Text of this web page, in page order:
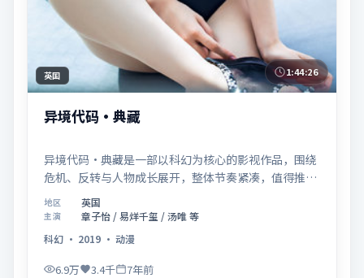
英国 1:44:26
异境代码·典藏
异境代码·典藏是一部以科幻为核心的影视作品，围绕
危机、反转与人物成长展开，整体节奏紧凑，值得推荐
观看。
地区 英国
主演
章子怡 / 易烊千玺 / 汤唯 等
科幻 · 2019 · 动漫
6.9万 3.4千 7年前